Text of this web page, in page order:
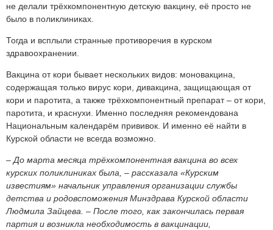
не делали трёхкомпонентную детскую вакцину, её просто не
было в поликлиниках.
Тогда и всплыли странные противоречия в курском
здравоохранении.
Вакцина от кори бывает нескольких видов: моновакцина,
содержащая только вирус кори, дивакцина, защищающая от
кори и паротита, а также трёхкомпонентный препарат – от кори,
паротита, и краснухи. Именно последняя рекомендована
Национальным календарём прививок. И именно её найти в
Курской области не всегда возможно.
– До марта месяца трёхкомпонентная вакцина во всех
курских поликлиниках была, – рассказала «Курским
известиям» начальник управления организации службы
детства и родовспоможения Минздрава Курской области
Людмила Зайцева. – После того, как закончилась первая
партия и возникла необходимость в вакцинации,